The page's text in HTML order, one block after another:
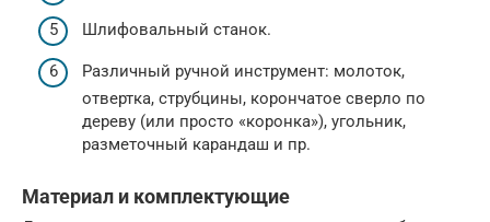
Шлифовальный станок.
Различный ручной инструмент: молоток,
отвертка, струбцины, корончатое сверло по
дереву (или просто «коронка»), угольник,
разметочный карандаш и пр.
Материал и комплектующие